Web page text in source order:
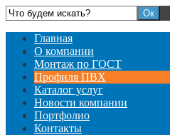
Главная
О компании
Монтаж по ГОСТ
Профиля ПВХ
Каталог услуг
Новости компании
Портфолио
Контакты